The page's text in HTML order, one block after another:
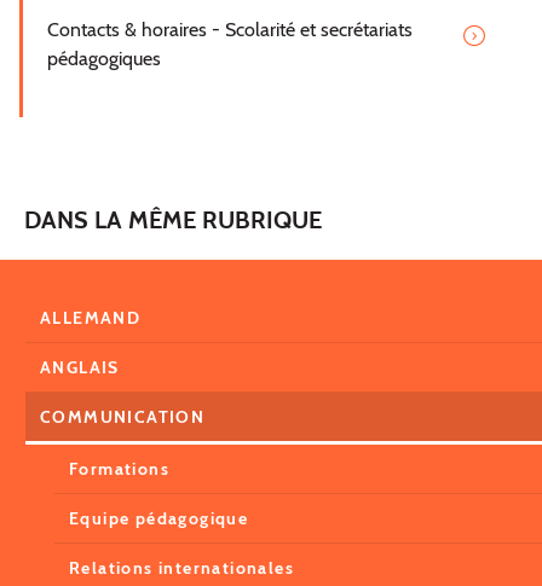
Contacts & horaires - Scolarité et secrétariats
pédagogiques
DANS LA MÊME RUBRIQUE
ALLEMAND
ANGLAIS
COMMUNICATION
Formations
Equipe pédagogique
Relations internationales